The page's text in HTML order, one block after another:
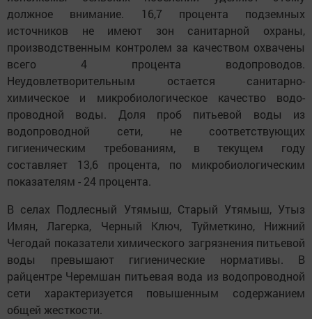
должное внимание. 16,7 процента подземных
источников не имеют зон санитарной охраны,
производственным контролем за качеством охвачены
всего 4 процента водопроводов.
Неудовлетворительным остается санитарно-
химическое и микробиологическое качество водо-
проводной воды. Доля проб питьевой воды из
водопроводной сети, не соответствующих
гигиеническим требованиям, в текущем году
составляет 13,6 процента, по микробиологическим
показателям - 24 процента.
В селах Подлесный Утямыш, Старый Утямыш, Утыз
Имян, Лагерка, Черный Ключ, Туйметкино, Нижний
Чегодай показатели химического загрязнения питьевой
воды превышают гигиенические нормативы. В
райцентре Черемшан питьевая вода из водопроводной
сети характеризуется повышенным содержанием
общей жесткости.